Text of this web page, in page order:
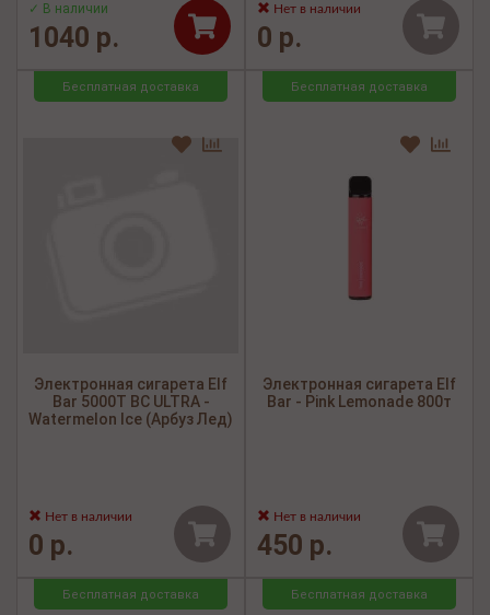
✓ В наличии
1040 р.
Нет в наличии
0 р.
Бесплатная доставка
Электронная сигарета Elf
Bar 5000Т BC ULTRA -
Watermelon Ice (Арбуз Лед)
Нет в наличии
0 р.
Бесплатная доставка
Электронная сигарета Elf
Bar - Pink Lemonade 800т
Нет в наличии
450 р.
Бесплатная доставка Бесплатная доставка